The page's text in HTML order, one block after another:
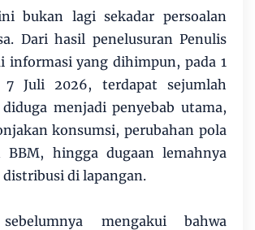
bukan lagi sekadar persoalan
Dari hasil penelusuran Penulis
informasi yang dihimpun, pada 1
Juli 2026, terdapat sejumlah
menjadi penyebab utama,
konsumsi, perubahan pola
BBM, hingga dugaan lemahnya
distribusi di lapangan.
mengakui bahwa